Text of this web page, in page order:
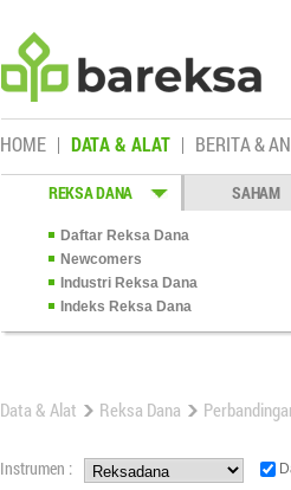
HOME DATA & ALAT BERITA &
REKSA DANA SAHAM
Daftar Reksa Dana
Newcomers
Industri Reksa Dana
Indeks Reksa Dana
Data & Alat Reksa Dana
Instrumen :